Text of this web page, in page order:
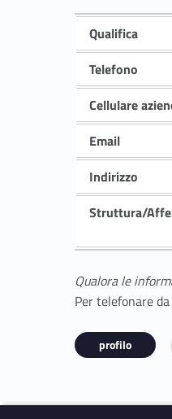
Qualifica
Telefono
Cellulare
Email
Indirizzo
Struttura/
Qualora le
Per telefonare
profilo